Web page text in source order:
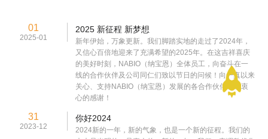
01
2025-01
2025 新征程 新梦想
新年伊始，万象更新。我们脚踏实地的走过了2024年，
又信心百倍地迎来了充满希望的2025年。在这吉祥喜庆
的美好时刻，NABIO（纳宝恩）全体员工，向奋斗在一
线的合作伙伴及公司同仁们致以节日的问候！向一真以来
关心、支持NABIO（纳宝恩）发展的各合作伙伴表示衷
心的感谢！
31
2023-12
你好2024
2024新的一年，新的气象，也是一个新的征程。我们的